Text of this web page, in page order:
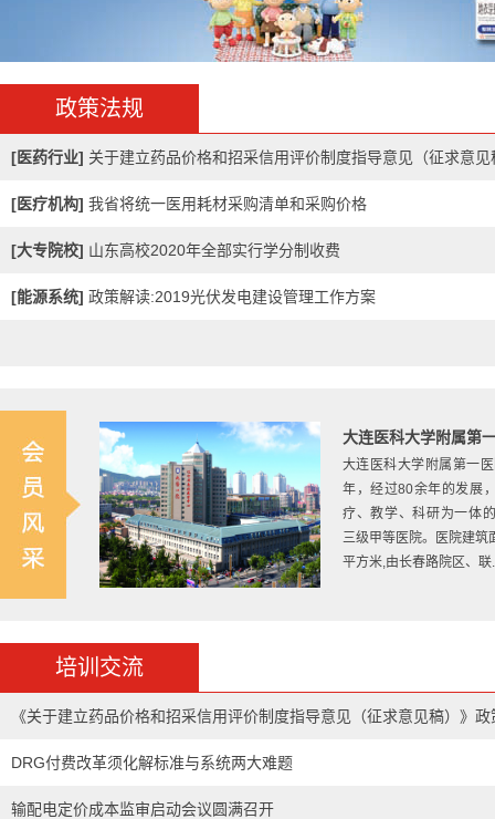
政策法规
[医药行业] 关于建立药品价格和招采信用评价制度指导意见（征求意见
意见...
[医疗机构] 我省将统一医用耗材采购清单和采购价格
[大专院校] 山东高校2020年全部实行学分制收费
[能源系统] 政策解读:2019光伏发电建设管理工作方案
大连医科大学附属第
疗、教学、科研为一体
三级甲等医院。医院建筑
爱国主义光荣传统的大学
大连医科大学附属第
大连医科大学附属第一
年，经过80余年的发展
疗、教学、科研为一体
三级甲等医院。医院建筑
平方米,由长春路院区、联
任校长。“九•一八”事变
培训交流
《关于建立药品价格和招采信用评价制度指导意见（征求意见稿）》政
读
DRG付费改革须化解标准与系统两大难题
输配电定价成本监审启动会议圆满召开